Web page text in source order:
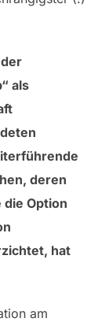
als
deren
Option
hat
am